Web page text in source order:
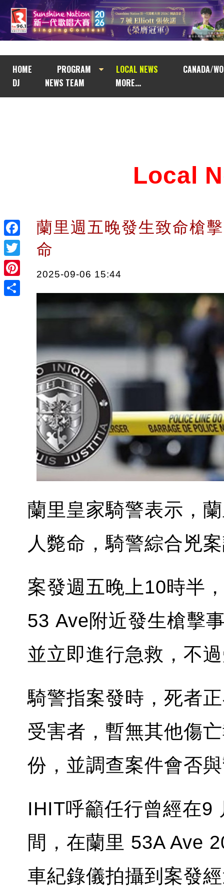
HOME PROGRAM LOCAL NEWS
CANADA/
DJ
NEWS TEAM MORE...
Facebook
Twitter
Pinterest
Local
蘭里週五晚發生致命槍
命
2025-09-06 15:44
蘭里皇家騎警表示，
人斃命，騎警綜合兇
案發週五晚上10時半
53 Ave附近發生槍擊
並立即進行急救，不
騎警指案發時，死者
受害者，暫無其他傷
份，並調查案件會否
IHIT呼籲任行曾經在9
間，在蘭里 53A Ave
車紀錄儀拍攝到案發